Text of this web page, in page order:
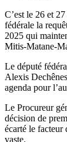
C’est le 26 et
fédérale la
2025 qui
Mitis-Matane-
Le député
Alexis
agenda pour
Le Procureur
décision de
écarté le
vaste.